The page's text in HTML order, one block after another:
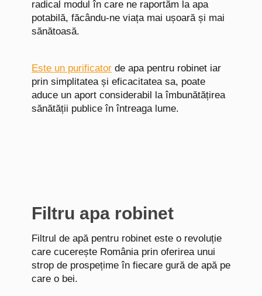
radical modul în care ne raportăm la apa
potabilă, făcându-ne viața mai ușoară și mai
sănătoasă.
Este un purificator de apa pentru robinet iar
prin simplitatea și eficacitatea sa, poate
aduce un aport considerabil la îmbunătățirea
sănătății publice în întreaga lume.
Filtru apa robinet
Filtrul de apă pentru robinet este o revoluție
care cucerește România prin oferirea unui
strop de prospețime în fiecare gură de apă pe
care o bei.